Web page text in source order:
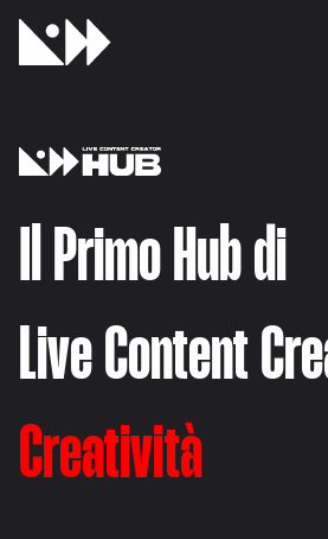
Il Primo Hub di
Live Content
Cre